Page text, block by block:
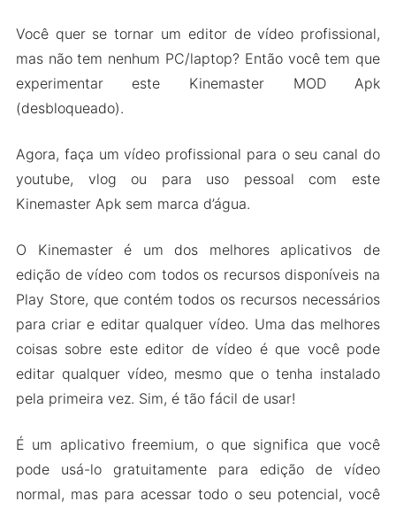
Você quer se tornar um editor de vídeo profissional,
mas não tem nenhum PC/laptop? Então você tem que
experimentar este Kinemaster MOD Apk
(desbloqueado).
Agora, faça um vídeo profissional para o seu canal do
youtube, vlog ou para uso pessoal com este
Kinemaster Apk sem marca d’água.
O Kinemaster é um dos melhores aplicativos de
edição de vídeo com todos os recursos disponíveis na
Play Store, que contém todos os recursos necessários
para criar e editar qualquer vídeo. Uma das melhores
coisas sobre este editor de vídeo é que você pode
editar qualquer vídeo, mesmo que o tenha instalado
pela primeira vez. Sim, é tão fácil de usar!
É um aplicativo freemium, o que significa que você
pode usá-lo gratuitamente para edição de vídeo
normal, mas para acessar todo o seu potencial, você